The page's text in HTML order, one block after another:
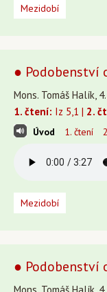
Mezidobí
● Podobenství
Mons. Tomáš Halík,
1. čtení: Iz 5,1 | 2.
Úvod 1. čtení
Mezidobí
● Podobenství